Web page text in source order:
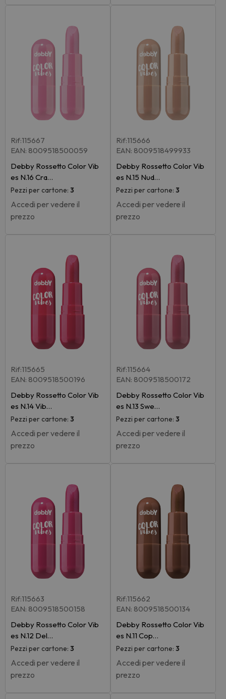
Rif:115667
EAN: 8009518500059
Debby Rossetto Color Vib
es N.16 Cra…
Pezzi per cartone: 3
Accedi per vedere il
prezzo
Rif:115666
EAN: 8009518499933
Debby Rossetto Color Vib
es N.15 Nud…
Pezzi per cartone: 3
Accedi per vedere il
prezzo
Rif:115665
EAN: 8009518500196
Debby Rossetto Color Vib
es N.14 Vib…
Pezzi per cartone: 3
Accedi per vedere il
prezzo
Rif:115664
EAN: 8009518500172
Debby Rossetto Color Vib
es N.13 Swe…
Pezzi per cartone: 3
Accedi per vedere il
prezzo
Rif:115663
EAN: 8009518500158
Debby Rossetto Color Vib
es N.12 Del…
Pezzi per cartone: 3
Accedi per vedere il
prezzo
Rif:115662
EAN: 8009518500134
Debby Rossetto Color Vib
es N.11 Cop…
Pezzi per cartone: 3
Accedi per vedere il
prezzo